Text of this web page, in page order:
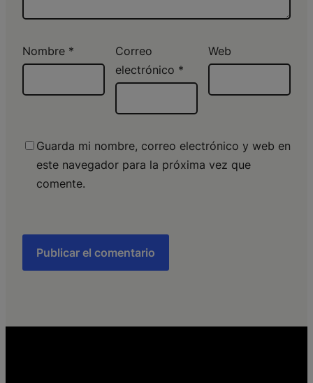
Nombre *
Correo
electrónico *
Web
Guarda mi nombre, correo electrónico y web en
este navegador para la próxima vez que
comente.